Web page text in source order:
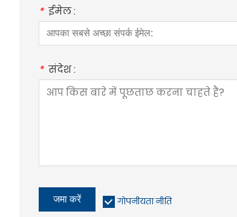
* ईमेल :
* संदेश :
जमा करें गोपनीयता नीति